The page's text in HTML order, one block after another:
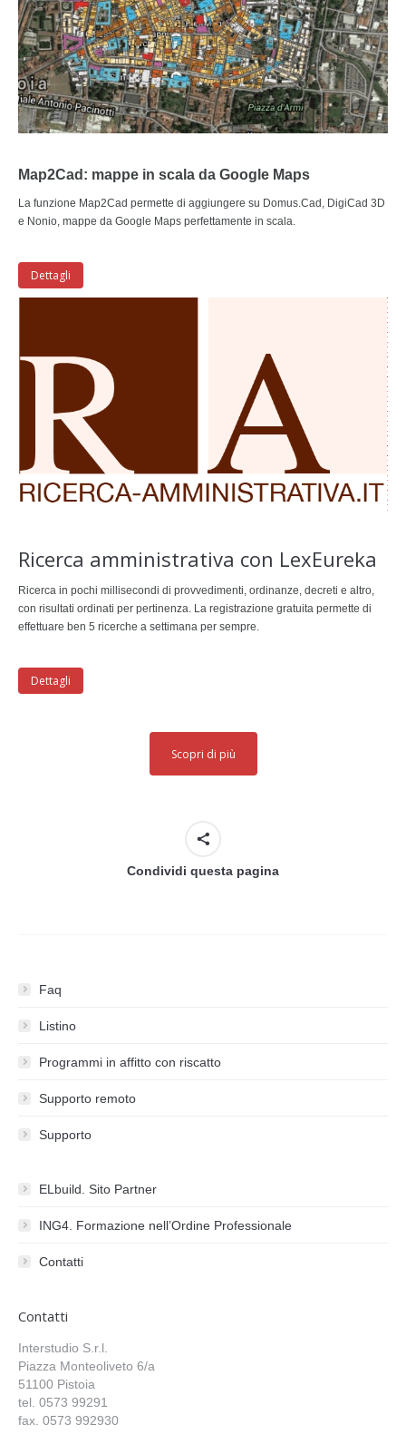
Map2Cad: mappe in scala da Google Maps
La funzione Map2Cad permette di aggiungere su Domus.Cad, DigiCad 3D
e Nonio, mappe da Google Maps perfettamente in scala.
Dettagli
Ricerca amministrativa con LexEureka
Ricerca in pochi millisecondi di provvedimenti, ordinanze, decreti e altro,
con risultati ordinati per pertinenza. La registrazione gratuita permette di
effettuare ben 5 ricerche a settimana per sempre.
Dettagli
Scopri di più
Condividi questa pagina
Faq
Listino
Programmi in affitto con riscatto
Supporto remoto
Supporto
ELbuild. Sito Partner
ING4. Formazione nell’Ordine Professionale
Contatti
Contatti
Interstudio S.r.l.
Piazza Monteoliveto 6/a
51100 Pistoia
tel. 0573 99291
fax. 0573 992930